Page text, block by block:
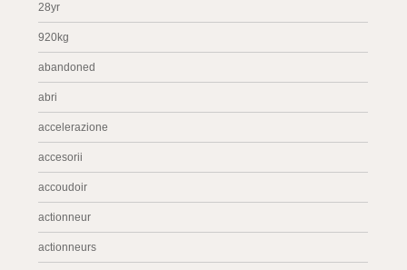
28yr
920kg
abandoned
abri
accelerazione
accesorii
accoudoir
actionneur
actionneurs